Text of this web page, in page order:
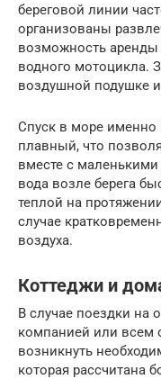
береговой линии
организованы
возможность аренды
водного мотоцикла.
воздушной подушке
Спуск в море именно
плавный, что
вместе с
вода возле берега
теплой на
случае
воздуха.
Коттеджи и
В случае поездки на
компанией или
возникнуть
которая рассчитана